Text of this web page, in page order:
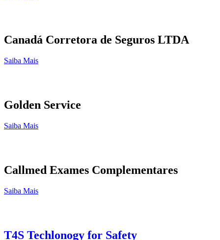
Canadá Corretora de Seguros LTDA
Saiba Mais
Golden Service
Saiba Mais
Callmed Exames Complementares
Saiba Mais
T4S Techlonogy for Safety